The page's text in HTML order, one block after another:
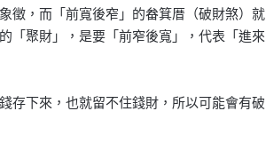
徵，而「前寬後窄」的畚箕厝（破財煞）就
「聚財」，是要「前窄後寬」，代表「進來
存下來，也就留不住錢財，所以可能會有破